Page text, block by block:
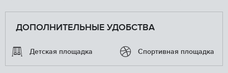
ДОПОЛНИТЕЛЬНЫЕ УДОБСТВА
Детская площадка Спортивная площадка